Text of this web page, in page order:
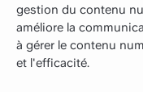
gestion du contenu
améliore la
à gérer le contenu
et l'efficacité.